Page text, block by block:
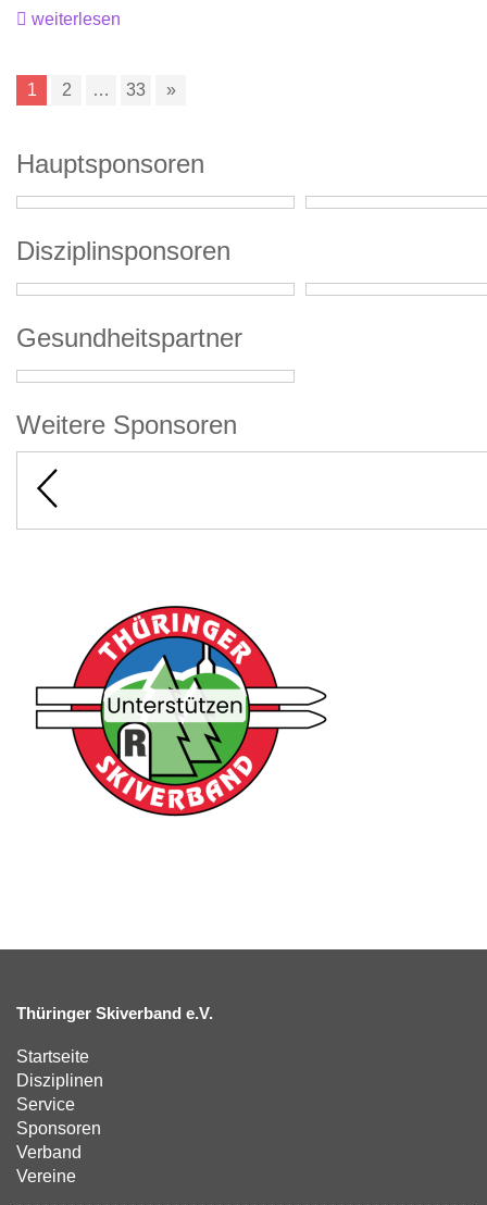
weiterlesen
1 2 … 33 »
Hauptsponsoren
Disziplinsponsoren
Gesundheitspartner
Weitere Sponsoren
Thüringer Skiverband e.V.
Startseite
Disziplinen
Service
Sponsoren
Verband
Vereine